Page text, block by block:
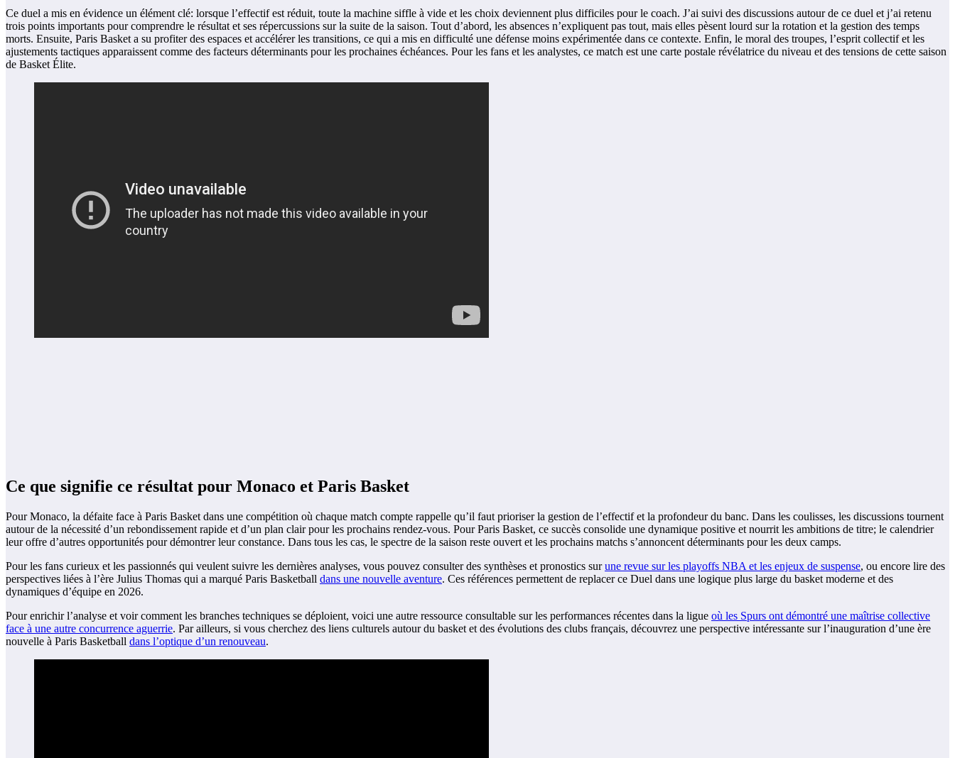
Ce duel a mis en évidence un élément clé: lorsque l’effectif est réduit, toute la machine siffle à vide et les choix deviennent plus difficiles pour le coach. J’ai suivi des discussions autour de ce duel et j’ai retenu
trois points importants pour comprendre le résultat et ses répercussions sur la suite de la saison. Tout d’abord, les absences n’expliquent pas tout, mais elles pèsent lourd sur la rotation et la gestion des temps
morts. Ensuite, Paris Basket a su profiter des espaces et accélérer les transitions, ce qui a mis en difficulté une défense moins expérimentée dans ce contexte. Enfin, le moral des troupes, l’esprit collectif et les
ajustements tactiques apparaissent comme des facteurs déterminants pour les prochaines échéances. Pour les fans et les analystes, ce match est une carte postale révélatrice du niveau et des tensions de cette saison
de Basket Élite.
Ce que signifie ce résultat pour Monaco et Paris Basket
Pour Monaco, la défaite face à Paris Basket dans une compétition où chaque match compte rappelle qu’il faut prioriser la gestion de l’effectif et la profondeur du banc. Dans les coulisses, les discussions tournent
autour de la nécessité d’un rebondissement rapide et d’un plan clair pour les prochains rendez-vous. Pour Paris Basket, ce succès consolide une dynamique positive et nourrit les ambitions de titre; le calendrier
leur offre d’autres opportunités pour démontrer leur constance. Dans tous les cas, le spectre de la saison reste ouvert et les prochains matchs s’annoncent déterminants pour les deux camps.
Pour les fans curieux et les passionnés qui veulent suivre les dernières analyses, vous pouvez consulter des synthèses et pronostics surune revue sur les playoffs NBA et les enjeux de suspense, ou encore lire des
perspectives liées à l’ère Julius Thomas qui a marqué Paris Basketball dans une nouvelle aventure. Ces références permettent de replacer ce Duel dans une logique plus large du basket moderne et des
dynamiques d’équipe en 2026.
Pour enrichir l’analyse et voir comment les branches techniques se déploient, voici une autre ressource consultable sur les performances récentes dans la ligue où les Spurs ont démontré une maîtrise collective
face à une autre concurrence aguerrie. Par ailleurs, si vous cherchez des liens culturels autour du basket et des évolutions des clubs français, découvrez une perspective intéressante sur l’inauguration d’une ère
nouvelle à Paris Basketball dans l’optique d’un renouveau.